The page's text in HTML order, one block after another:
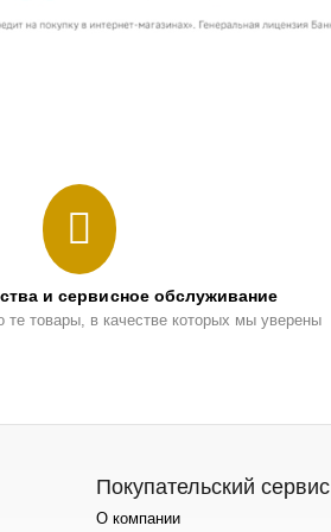
и сервисное обслуживание
те товары, в качестве которых мы уверены
Покупательский сервис
О компании